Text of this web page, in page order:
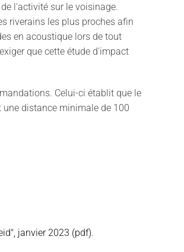
l'activité sur le voisinage.
riverains les plus proches afin
en acoustique lors de tout
que cette étude d'impact
Celui-ci établit que le
une distance minimale de 100
janvier 2023 (pdf).